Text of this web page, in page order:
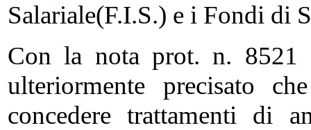
Salariale(F.I.S.) e i Fondi di
Con la nota prot. n. 8521
ulteriormente precisato
concedere trattamenti di